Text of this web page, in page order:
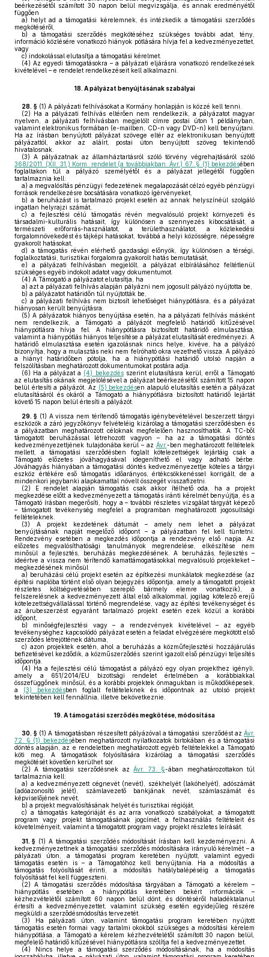
beérkezésétől számított 30 napon belül megvizsgálja, és annak eredményétől
függően
a) helyt ad a támogatási kérelemnek, és intézkedik a támogatási szerződés
megkötéséről,
b) a támogatási szerződés megkötéséhez szükséges további adat, tény,
információ közlésére vonatkozó hiányok pótlására hívja fel a kedvezményezettet,
vagy
c) indokolással elutasítja a támogatási kérelmet.
(4) Az egyedi támogatásokra – a pályázati eljárásra vonatkozó rendelkezések
kivételével – e rendelet rendelkezéseit kell alkalmazni.
18. A pályázat benyújtásának szabályai
28. § (1) A pályázati felhívásokat a Kormány honlapján is közzé kell tenni.
(2) Ha a pályázati felhívás eltérően nem rendelkezik, a pályázatot magyar
nyelven, a pályázati felhívásban megjelölt címre postai úton 1 példányban,
valamint elektronikus formában (e-mailben, CD-n vagy DVD-n) kell benyújtani.
Ha az írásban benyújtott pályázat szövege eltér az elektronikusan benyújtott
pályázattól, akkor az aláírt, postai úton benyújtott szöveg tekintendő
hivatalosnak.
(3) A pályázatnak az államháztartásról szóló törvény végrehajtásáról szóló
368/2011. (XII. 31.) Korm. rendelet (a továbbiakban: Ávr.) 67. § (1) bekezdésében
foglaltakon túl a pályázó személyétől és a pályázat jellegétől függően
tartalmaznia kell:
a) a megvalósítás pénzügyi fedezetének megalapozását célzó egyéb pénzügyi
források rendelkezésre bocsátására vonatkozó ígérvényeket,
b) a beruházást is tartalmazó projekt esetén az annak helyszínéül szolgáló
ingatlan helyrajzi számát,
c) a fejlesztési célú támogatás révén megvalósuló projekt környezeti és
társadalmi-kulturális hatásait, így különösen a szennyezés kibocsátását, a
természeti erőforrás-használatot, a területhasználatot, a közlekedési
forgalomnövekedést és tájképi hatásokat, továbbá a helyi közösségre, népességre
gyakorolt hatásokat,
d) a támogatás révén elérhető gazdasági előnyök, így különösen a térségi,
foglalkoztatási, turisztikai forgalomra gyakorolt hatás bemutatását,
e) a pályázati felhívásban megjelölt, a pályázat elbírálásához feltétlenül
szükséges egyéb indokolt adatot vagy dokumentumot.
(4) A Támogató a pályázatot elutasítja, ha
a) azt a pályázati felhívás alapján pályázni nem jogosult pályázó nyújtotta be,
b) a pályázatot határidőn túl nyújtották be,
c) a pályázati felhívás nem biztosít lehetőséget hiánypótlásra, és a pályázat
hiányosan került benyújtásra.
(5) A pályázatok hiányos benyújtása esetén, ha a pályázati felhívás másként
nem rendelkezik, a Támogató a pályázót megfelelő határidő kitűzésével
hiánypótlásra hívja fel. A hiánypótlásra biztosított határidő elmulasztása,
valamint a hiánypótlás hiányos teljesítése a pályázat elutasítását eredményezi. A
határidő elmulasztása esetén igazolásnak nincs helye, kivéve, ha a pályázó
bizonyítja, hogy a mulasztás neki nem felróható okra vezethető vissza. A pályázó
a hiányt határidőben pótolja, ha a hiánypótlási határidő utolsó napján a
felszólításban meghatározott dokumentumokat postára adja.
(6) Ha a pályázat a (4) bekezdésszerint elutasításra kerül, erről a Támogató
az elutasítás okának megjelölésével a pályázat beérkezésétől számított 15 napon
belül értesíti a pályázót. Az (5) bekezdésen alapuló elutasítás esetén a pályázat
elutasításáról és okáról a Támogató a hiánypótlásra biztosított határidő lejártát
követő 15 napon belül értesíti a pályázót.
29. § (1) A vissza nem térítendő támogatás igénybevételével beszerzett tárgyi
eszközök a záró jegyzőkönyv felvételéig kizárólag a támogatási szerződésben és
a pályázatban meghatározott céloknak megfelelően hasznosíthatók. A TC-ből
támogatott beruházással létrehozott vagyon – ha az a támogatási döntés
kedvezményezettjének tulajdonába kerül – az Ávr.-ben meghatározott feltételek
mellett, a támogatási szerződésben foglalt kötelezettségek lejártáig csak a
Támogató előzetes jóváhagyásával idegeníthető el vagy adható bérbe.
Jóváhagyás hiányában a támogatási döntés kedvezményezettje köteles a tárgyi
eszköz értékére eső támogatás időarányos, értékcsökkenéssel korrigált, de a
mindenkori jegybanki alapkamattal növelt összegét visszafizetni.
(2) E rendelet alapján támogatás csak akkor ítélhető oda, ha a projekt
megkezdése előtt a kedvezményezett a támogatás iránti kérelmét benyújtja, és a
Támogató írásban megerősíti, hogy a – további részletes vizsgálat tárgyát képező
– támogatott tevékenység megfelel a programban meghatározott jogosultsági
feltételeknek.
(3) A projekt kezdetének dátumát – amely nem lehet a pályázat
benyújtásának napját megelőző időpont – a pályázatban fel kell tüntetni.
Rendezvény esetében a megkezdés időpontja a rendezvény első napja. Az
előzetes megvalósíthatósági tanulmányok megrendelése, elkészítése nem
minősül a fejlesztés, beruházás megkezdésének. A beruházás, fejlesztés –
ideértve a vissza nem térítendő kamattámogatásokkal megvalósuló projekteket –
megkezdésének minősül
a) beruházási célú projekt esetén az építkezési munkálatok megkezdése (az
építési naplóba történt első olyan bejegyzés időpontja, amely a támogatott projekt
részletes költségvetésében szereplő bármely elemre vonatkozik), a
felszerelésnek a kedvezményezett által első alkalommal, jogilag kötelező erejű
kötelezettségvállalással történő megrendelése, vagy az építési tevékenységet és
az árubeszerzést egyaránt tartalmazó projekt esetén ezek közül a korábbi
időpont,
b) minőségfejlesztési vagy – a rendezvények kivételével – az egyéb
tevékenységhez kapcsolódó pályázat esetén a feladat elvégzésére megkötött első
szerződés létrejöttének dátuma,
c) azon projektek esetén, ahol a beruházás a közműfejlesztési hozzájárulás
befizetésével kezdődik, a közműszerződés szerint igazolt első pénzügyi teljesítés
időpontja.
(4) Ha a fejlesztési célú támogatást a pályázó egy olyan projekthez igényli,
amely a 651/2014/EU bizottsági rendelet értelmében a korábbiakkal
összefüggőnek minősül, és a korábbi projektek önmagukban is működőképesek,
a (3) bekezdésben foglalt feltételeknek és időpontnak az utolsó projekt
tekintetében kell fennállnia, illetve bekövetkeznie.
19. A támogatási szerződés megkötése, módosítása
30. § (1) A támogatásban részesített pályázóval a támogatási szerződést azÁvr.
72. § (1) bekezdésében meghatározott nyilatkozatok birtokában és a támogatási
döntés alapján, az e rendeletben meghatározott egyéb feltételekkel a Támogató
köti meg. A támogatások folyósítására kizárólag a támogatási szerződés
megkötését követően kerülhet sor.
(2) A támogatási szerződésnek azÁvr. 73. §-ában meghatározottakon túl
tartalmaznia kell:
a) a kedvezményezett cégnevét (nevét), székhelyét (lakóhelyét), adószámát
(adóazonosító jelét), számlavezető bankjának nevét, számlaszámát és
képviselőjének nevét,
b) a projekt megvalósításának helyét és turisztikai régióját,
c) a támogatás kategóriáját és az arra vonatkozó szabályokat, a támogatott
program vagy projekt támogatásának jogcímét, a felhasználás feltételeit és
követelményeit, valamint a támogatott program vagy projekt részletes leírását.
31. § (1) A támogatási szerződés módosítását írásban kell kezdeményezni. A
kedvezményezettnek a támogatási szerződés módosítására irányuló kérelmét – a
pályázati úton, a támogatási program keretében nyújtott, valamint egyedi
támogatás esetén is – a Támogatóhoz kell benyújtania. Ha a módosítás a
támogatás folyósítását érinti, a módosítás hatálybalépéséig a támogatás
folyósítását fel kell függeszteni.
(2) A támogatási szerződés módosítása tárgyában a Támogató a kérelem –
hiánypótlás esetében a hiánypótlás keretében bekért információk –
kézhezvételétől számított 60 napon belül dönt, és döntéséről haladéktalanul
értesíti a kedvezményezettet, valamint szükség esetén egyidejűleg részére
megküldi a szerződésmódosítás tervezetét.
(3) Ha pályázati úton, valamint támogatási program keretében nyújtott
támogatás esetén formai vagy tartalmi okokból szükséges a módosítási kérelem
hiánypótlása, a Támogató a kérelem kézhezvételétől számított 30 napon belül,
megfelelő határidő kitűzésével hiánypótlásra szólítja fel a kedvezményezettet.
(4) Nincs helye a támogatási szerződés módosításának, ha a módosítás